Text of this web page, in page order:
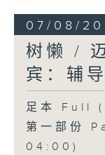
07/08/
树懒 /
宾：辅
足本 Full
第一部份
04:00)